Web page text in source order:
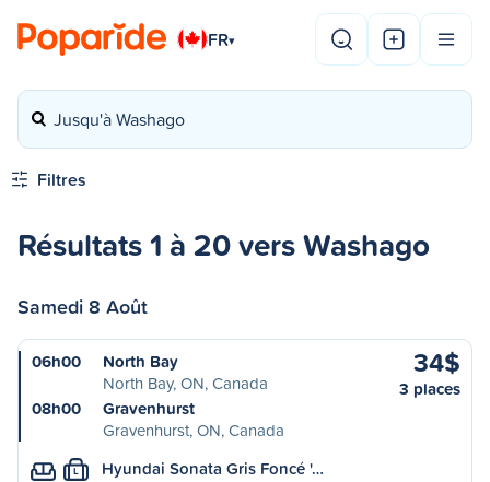
FR▾
Jusqu'à Washago
Filtres
Résultats 1 à 20 vers Washago
Samedi 8 Août
06h00
North Bay
North Bay, ON, Canada
08h00
Gravenhurst
Gravenhurst, ON, Canada
34$
3 places
L Hyundai Sonata Gris Foncé '…